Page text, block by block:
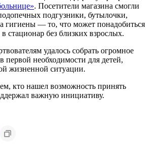
. Посетители магазина смогли
подгузники, бутылочки,
гигиены — то, что может понадобиться
без близких взрослых.
удалось собрать огромное
первой необходимости для детей,
жизненной ситуации.
кто нашел возможность принять
важную инициативу.